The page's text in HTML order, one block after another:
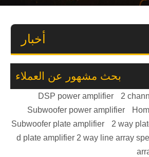
أخبار
بحث مشهور عن العملاء
DSP power amplifier
2
Subwoofer power amplifier
Subwoofer plate amplifier
2 way
d plate amplifier 2 way line array